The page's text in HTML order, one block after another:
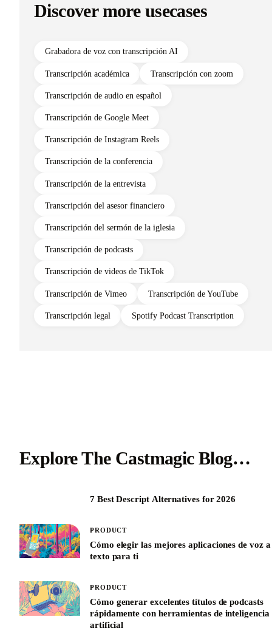
Discover more usecases
Grabadora de voz con transcripción AI
Transcripción académica Transcripción con zoom
Transcripción de audio en español
Transcripción de Google Meet
Transcripción de Instagram Reels
Transcripción de la conferencia
Transcripción de la entrevista
Transcripción del asesor financiero
Transcripción del sermón de la iglesia
Transcripción de podcasts
Transcripción de videos de TikTok
Transcripción de Vimeo Transcripción de YouTube
Transcripción legal Spotify Podcast Transcription
Explore The Castmagic Blog…
7 Best Descript Alternatives for 2026
PRODUCT
Cómo elegir las mejores aplicaciones de voz a
texto para ti
PRODUCT
Cómo generar excelentes títulos de podcasts
rápidamente con herramientas de inteligencia
artificial